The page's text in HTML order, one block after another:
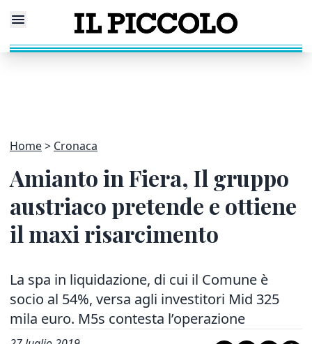
Home Cronaca
Amianto in Fiera, Il gruppo
austriaco pretende e ottiene
il maxi risarcimento
La spa in liquidazione, di cui il Comune è
socio al 54%, versa agli investitori Mid 325
mila euro. M5s contesta l’operazione